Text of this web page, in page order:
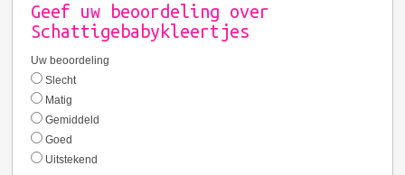
Geef uw beoordeling over
Schattigebabykleertjes
Uw beoordeling
Slecht
Matig
Gemiddeld
Goed
Uitstekend